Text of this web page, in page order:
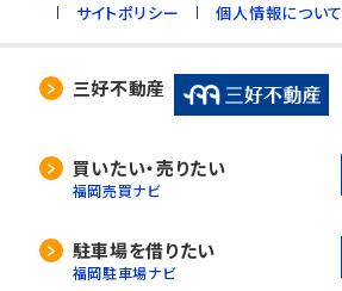
サイトポリシー
個人情報について
三好不動産
買いたい・売りたい
福岡売買ナビ
駐車場を借りたい
福岡駐車場ナビ